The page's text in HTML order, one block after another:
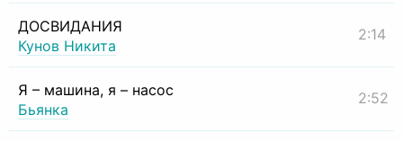
ДОСВИДАНИЯ
Кунов Никита
2:14
Я – машина, я – насос
Бьянка
2:52